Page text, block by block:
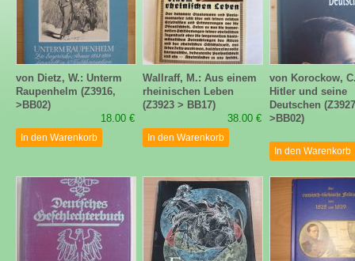
von Dietz, W.: Unterm
Raupenhelm (Z3916,
>BB02)
18.00 €
In den Warenkorb
Wallraff, M.: Aus einem
rheinischen Leben
(Z3923 > BB17)
38.00 €
In den Warenkorb
von Korockow,
Hitler und seine
Deutschen
>BB02)
In den Warenkorb